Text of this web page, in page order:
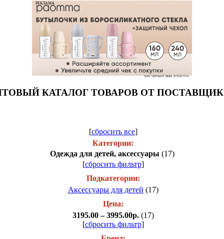
РЕКЛАМА
ООО "АРТИАЛ" ИНН: 9731017574
КАТАЛОГ ТОВАРОВ ОТ
[сбросить все]
Категории:
Одежда для детей, аксессуары (17)
[сбросить фильтр]
Подкатегории:
Аксессуары для детей (17)
Цена:
3195.00 – 3995.00р. (17)
[сбросить фильтр]